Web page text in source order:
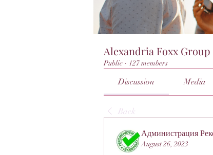
Alexandria Foxx Group
Public · 127 members
Discussion Media
Back
Администрация
August 26, 2023